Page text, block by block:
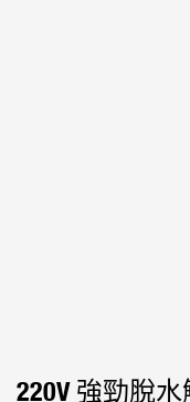
220V 強勁脫